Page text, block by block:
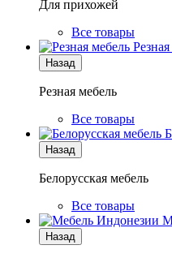
Для прихожей
Все товары
Назад
Резная мебель
Все товары
Назад
Белорусская мебель
Все товары
Назад